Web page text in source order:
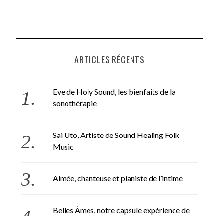
ARTICLES RÉCENTS
Eve de Holy Sound, les bienfaits de la
sonothérapie
Sai Uto, Artiste de Sound Healing Folk
Music
Almée, chanteuse et pianiste de l’intime
Belles Âmes, notre capsule expérience de